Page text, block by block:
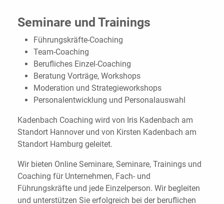
Seminare und Trainings
Führungskräfte-Coaching
Team-Coaching
Berufliches Einzel-Coaching
Beratung Vorträge, Workshops
Moderation und Strategieworkshops
Personalentwicklung und Personalauswahl
Kadenbach Coaching wird von Iris Kadenbach am
Standort Hannover und von Kirsten Kadenbach am
Standort Hamburg geleitet.
Wir bieten Online Seminare, Seminare, Trainings und
Coaching für Unternehmen, Fach- und
Führungskräfte und jede Einzelperson. Wir begleiten
und unterstützen Sie erfolgreich bei der beruflichen